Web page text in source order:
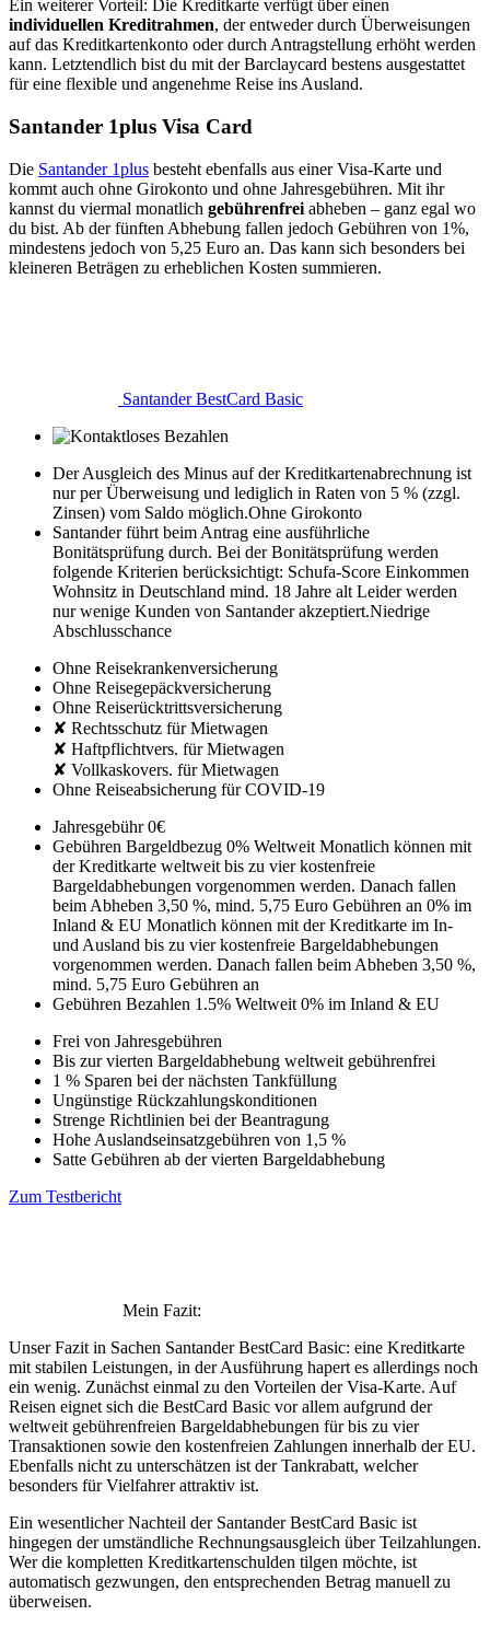
Ein weiterer Vorteil: Die Kreditkarte verfügt über einen
individuellen Kreditrahmen, der entweder durch Überweisungen
auf das Kreditkartenkonto oder durch Antragstellung erhöht werden
kann. Letztendlich bist du mit der Barclaycard bestens ausgestattet
für eine flexible und angenehme Reise ins Ausland.
Santander 1plus Visa Card
Die Santander 1plus besteht ebenfalls aus einer Visa-Karte und
kommt auch ohne Girokonto und ohne Jahresgebühren. Mit ihr
kannst du viermal monatlich gebührenfrei abheben – ganz egal wo
du bist. Ab der fünften Abhebung fallen jedoch Gebühren von 1%,
mindestens jedoch von 5,25 Euro an. Das kann sich besonders bei
kleineren Beträgen zu erheblichen Kosten summieren.
Santander BestCard Basic
Der Ausgleich des Minus auf der Kreditkartenabrechnung ist
nur per Überweisung und lediglich in Raten von 5 % (zzgl.
Zinsen) vom Saldo möglich.Ohne Girokonto
Santander führt beim Antrag eine ausführliche
Bonitätsprüfung durch. Bei der Bonitätsprüfung werden
folgende Kriterien berücksichtigt: Schufa-Score Einkommen
Wohnsitz in Deutschland mind. 18 Jahre alt Leider werden
nur wenige Kunden von Santander akzeptiert.Niedrige
Abschlusschance
Ohne Reisekrankenversicherung
Ohne Reisegepäckversicherung
Ohne Reiserücktrittsversicherung
✘ Rechtsschutz für Mietwagen
✘ Haftpflichtvers. für Mietwagen
✘ Vollkaskovers. für Mietwagen
Ohne Reiseabsicherung für COVID-19
Jahresgebühr 0€
Gebühren Bargeldbezug 0% Weltweit Monatlich können mit
der Kreditkarte weltweit bis zu vier kostenfreie
Bargeldabhebungen vorgenommen werden. Danach fallen
beim Abheben 3,50 %, mind. 5,75 Euro Gebühren an 0% im
Inland & EU Monatlich können mit der Kreditkarte im In-
und Ausland bis zu vier kostenfreie Bargeldabhebungen
vorgenommen werden. Danach fallen beim Abheben 3,50 %,
mind. 5,75 Euro Gebühren an
Gebühren Bezahlen 1.5% Weltweit 0% im Inland & EU
Frei von Jahresgebühren
Bis zur vierten Bargeldabhebung weltweit gebührenfrei
1 % Sparen bei der nächsten Tankfüllung
Ungünstige Rückzahlungskonditionen
Strenge Richtlinien bei der Beantragung
Hohe Auslandseinsatzgebühren von 1,5 %
Satte Gebühren ab der vierten Bargeldabhebung
Zum Testbericht
Mein Fazit:
Unser Fazit in Sachen Santander BestCard Basic: eine Kreditkarte
mit stabilen Leistungen, in der Ausführung hapert es allerdings noch
ein wenig. Zunächst einmal zu den Vorteilen der Visa-Karte. Auf
Reisen eignet sich die BestCard Basic vor allem aufgrund der
weltweit gebührenfreien Bargeldabhebungen für bis zu vier
Transaktionen sowie den kostenfreien Zahlungen innerhalb der EU.
Ebenfalls nicht zu unterschätzen ist der Tankrabatt, welcher
besonders für Vielfahrer attraktiv ist.
Ein wesentlicher Nachteil der Santander BestCard Basic ist
hingegen der umständliche Rechnungsausgleich über Teilzahlungen.
Wer die kompletten Kreditkartenschulden tilgen möchte, ist
automatisch gezwungen, den entsprechenden Betrag manuell zu
überweisen.